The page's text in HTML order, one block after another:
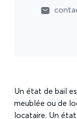
Un état de bail
meublée ou de
locataire. Un